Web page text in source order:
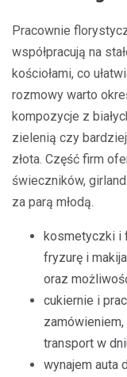
Pracownie
współpracują na
kościołami, co
rozmowy warto
kompozycje z
zielenią czy
złota. Część firm
świeczników,
za parą młodą.
kosmetyczki i
fryzurę i
oraz
cukiernie i
transport w
wynajem auta